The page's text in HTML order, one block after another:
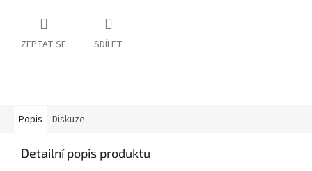
ZEPTAT SE SDÍLET
Popis Diskuze
Detailní popis produktu